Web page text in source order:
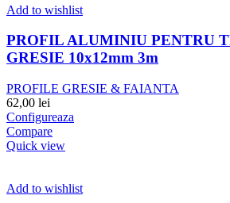
Add to wishlist
PROFIL ALUMINIU PENTRU
GRESIE 10x12mm 3m
PROFILE GRESIE & FAIANTA
62,00 lei
Configureaza
Compare
Quick view
Add to wishlist